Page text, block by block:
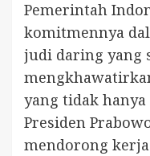
Pemerintah
komitmennya
judi daring yang
yang tidak
Presiden
mendorong